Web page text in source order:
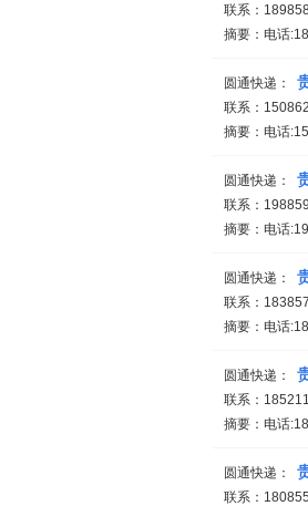
联系：
摘要：电话
圆通快递：
联系：
摘要：电话
圆通快递：
联系：
摘要：电话
圆通快递：
联系：
摘要：电话
圆通快递：
联系：
摘要：电话
圆通快递：
联系：